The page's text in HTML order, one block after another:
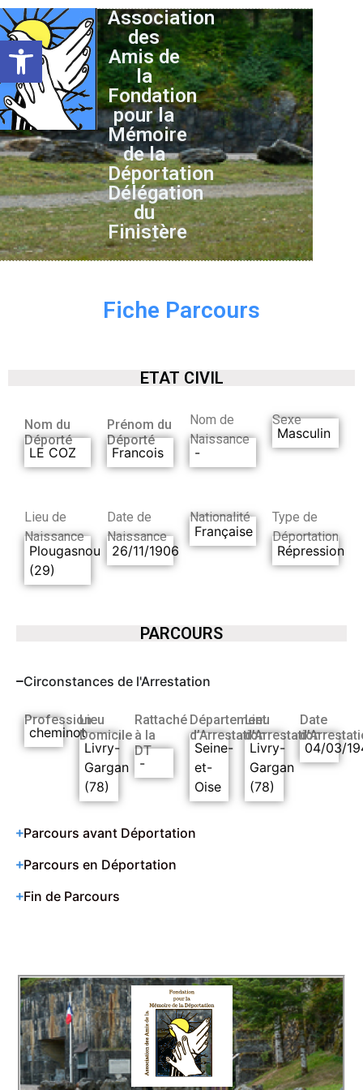
Ouvrir la barre d’outils
Association
des
Amis de
la
Fondation
pour la
Mémoire
de la
Déportation
Délégation
du
Finistère
Fiche Parcours
ETAT CIVIL
Nom du
Déporté
LE COZ
Prénom du
Déporté
Francois
Nom de
Naissance
-
Sexe
Masculin
Lieu de
Naissance
Plougasnou
(29)
Date de
Naissance
26/11/1906
Nationalité
Française
Type de
Déportation
Répression
PARCOURS
Circonstances de l'Arrestation
Profession
cheminot
Lieu
Domicile
Livry-
Gargan
(78)
Rattaché
à la
DT
-
Département
d’Arrestation
Seine-
et-
Oise
Lieu
d’Arrestation
Livry-
Gargan
(78)
Date
04/03/
Parcours avant Déportation
Parcours en Déportation
Fin de Parcours